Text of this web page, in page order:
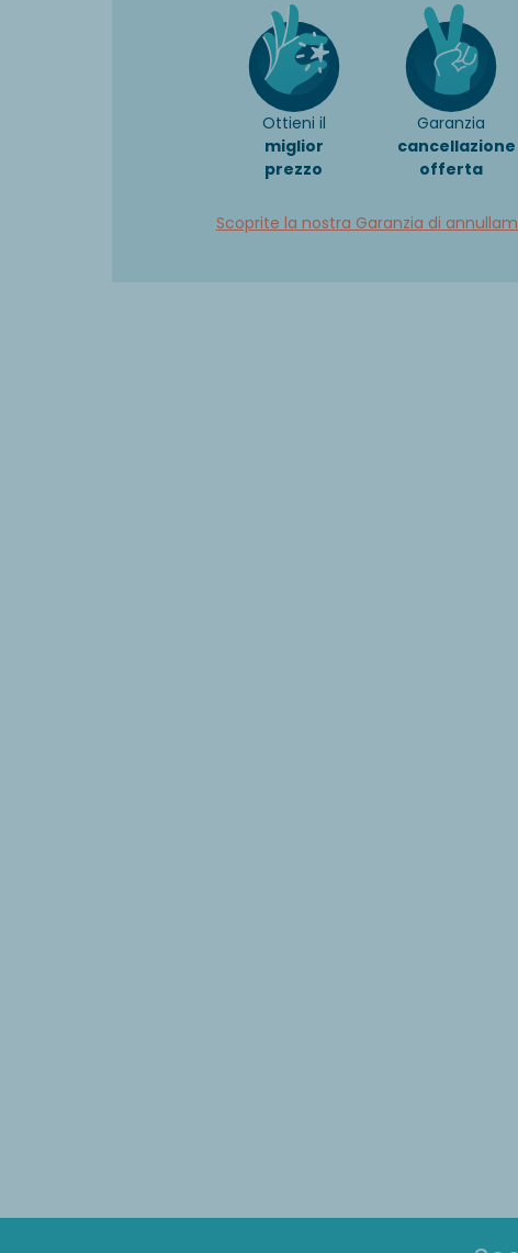
Ottieni il
miglior
prezzo
Garanzia
cancellazione
offerta
Scoprite la nostra Garanzia di